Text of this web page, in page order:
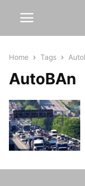
Home Tags
AutoBAn